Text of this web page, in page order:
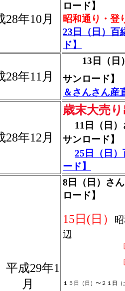
28年10月
ロード】
昭和通り・登
23日（日）百
ド】
28年11月
13日
サンロード】
＆さんさん産
28年12月
歳末大売
11日（
サンロード】
25日（日
ード】
平成29年1
月
8日（日
ロード】
15日(日）
辺
『第13
『にい
１５日（日）〜２１日（